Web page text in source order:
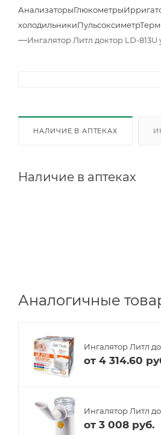
АнализаторыГлюкометры
холодильникиПульсоксиметр
—Ингалятор Литл доктор LD-
НАЛИЧИЕ В АПТЕКАХ
Наличие в аптеках
Аналогичные
Ингалятор Литл
от 4 314.60
Ингалятор Литл
от 3 008 руб.